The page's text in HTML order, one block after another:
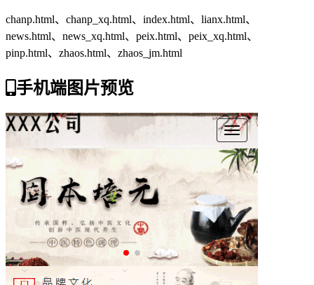
chanp.html、chanp_xq.html、index.html、lianx.html、
news.html、news_xq.html、peix.html、peix_xq.html、
pinp.html、zhaos.html、zhaos_jm.html
手机端图片预览